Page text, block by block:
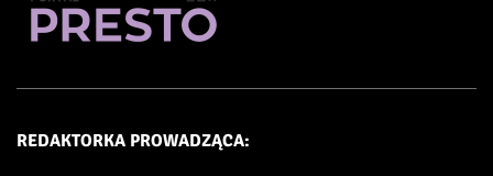
REDAKTORKA PROWADZĄCA: